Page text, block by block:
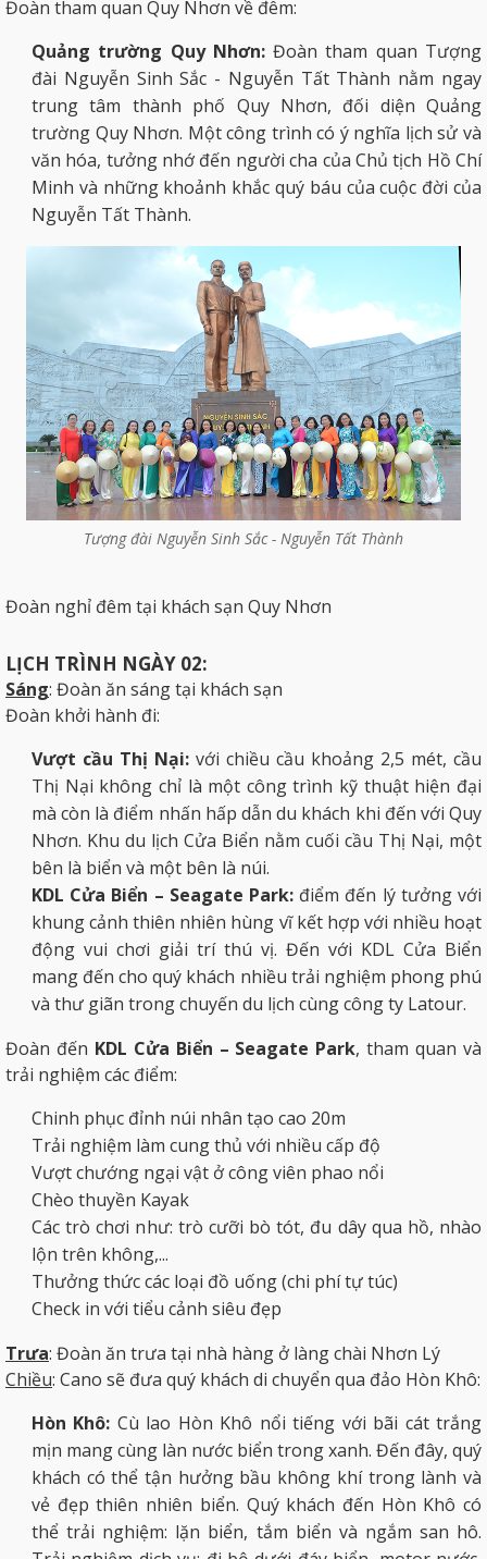
Đoàn tham quan Quy Nhơn về đêm:
Quảng trường Quy Nhơn:Đoàn tham quan Tượng
đài Nguyễn Sinh Sắc - Nguyễn Tất Thành nằm ngay
trung tâm thành phố Quy Nhơn, đối diện Quảng
trường Quy Nhơn. Một công trình có ý nghĩa lịch sử và
văn hóa, tưởng nhớ đến người cha của Chủ tịch Hồ Chí
Minh và những khoảnh khắc quý báu của cuộc đời của
Nguyễn Tất Thành.
Tượng đài Nguyễn Sinh Sắc - Nguyễn Tất Thành
Đoàn nghỉ đêm tại khách sạn Quy Nhơn
LỊCH TRÌNH NGÀY 02:
Sáng: Đoàn ăn sáng tại khách sạn
Đoàn khởi hành đi:
Vượt cầu Thị Nại: với chiều cầu khoảng 2,5 mét, cầu
Thị Nại không chỉ là một công trình kỹ thuật hiện đại
mà còn là điểm nhấn hấp dẫn du khách khi đến với Quy
Nhơn. Khu du lịch Cửa Biển nằm cuối cầu Thị Nại, một
bên là biển và một bên là núi.
KDL Cửa Biển – Seagate Park: điểm đến lý tưởng với
khung cảnh thiên nhiên hùng vĩ kết hợp với nhiều hoạt
động vui chơi giải trí thú vị. Đến với KDL Cửa Biển
mang đến cho quý khách nhiều trải nghiệm phong phú
và thư giãn trong chuyến du lịch cùng công ty Latour.
Đoàn đến KDL Cửa Biển – Seagate Park, tham quan và
trải nghiệm các điểm:
Chinh phục đỉnh núi nhân tạo cao 20m
Trải nghiệm làm cung thủ với nhiều cấp độ
Vượt chướng ngại vật ở công viên phao nổi
Chèo thuyền Kayak
Các trò chơi như: trò cưỡi bò tót, đu dây qua hồ, nhào
lộn trên không,...
Thưởng thức các loại đồ uống (chi phí tự túc)
Check in với tiểu cảnh siêu đẹp
Trưa: Đoàn ăn trưa tại nhà hàng ở làng chài Nhơn Lý
Chiều: Cano sẽ đưa quý khách di chuyển qua đảo Hòn Khô:
Hòn Khô: Cù lao Hòn Khô nổi tiếng với bãi cát trắng
mịn mang cùng làn nước biển trong xanh. Đến đây, quý
khách có thể tận hưởng bầu không khí trong lành và
vẻ đẹp thiên nhiên biển. Quý khách đến Hòn Khô có
thể trải nghiệm: lặn biển, tắm biển và ngắm san hô.